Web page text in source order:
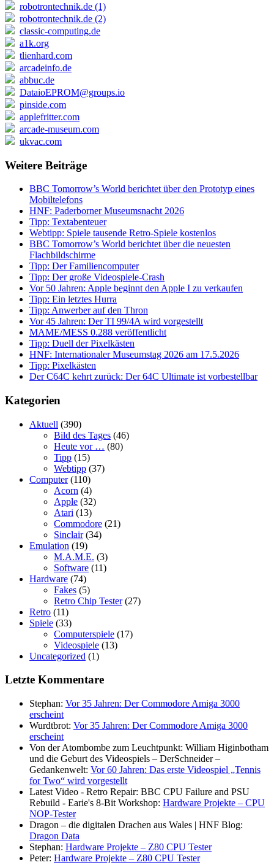
robotrontechnik.de (1)
robotrontechnik.de (2)
classic-computing.de
a1k.org
tlienhard.com
arcadeinfo.de
abbuc.de
DataioEPROM@groups.io
pinside.com
applefritter.com
arcade-museum.com
ukvac.com
Weitere Beiträge
BBC Tomorrow’s World berichtet über den Prototyp eines
Mobiltelefons
HNF: Paderborner Museumsnacht 2026
Tipp: Textabenteuer
Webtipp: Spiele tausende Retro-Spiele kostenlos
BBC Tomorrow’s World berichtet über die neuesten
Flachbildschirme
Tipp: Der Familiencomputer
Tipp: Der große Videospiele-Crash
Vor 50 Jahren: Apple beginnt den Apple I zu verkaufen
Tipp: Ein letztes Hurra
Tipp: Anwerber auf den Thron
Vor 45 Jahren: Der TI 99/4A wird vorgestellt
MAME/MESS 0.288 veröffentlicht
Tipp: Duell der Pixelkästen
HNF: Internationaler Museumstag 2026 am 17.5.2026
Tipp: Pixelkästen
Der C64C kehrt zurück: Der 64C Ultimate ist vorbestellbar
Kategorien
Aktuell (390)
Bild des Tages (46)
Heute vor … (80)
Tipp (15)
Webtipp (37)
Computer(110)
Acorn (4)
Apple (32)
Atari (13)
Commodore (21)
Sinclair(34)
Emulation (19)
M.A.M.E. (3)
Software (11)
Hardware (74)
Fakes (5)
Retro Chip Tester(27)
Retro (11)
Spiele (33)
Computerspiele (17)
Videospiele (13)
Uncategorized (1)
Letzte Kommentare
Stephan: Vor 35 Jahren: Der Commodore Amiga 3000
erscheint
Wurdtbrot: Vor 35 Jahren: Der Commodore Amiga 3000
erscheint
Von der Atombombe zum Leuchtpunkt: William Higinbotham
und die Geburt des Videospiels – DerSchneider –
Gedankenwelt: Vor 60 Jahren: Das erste Videospiel „Tennis
for Two“ wird vorgestellt
Latest Video - Retro Repair: BBC CPU Failure and PSU
Rebuild - Earie's 8-Bit Workshop: Hardware Projekte – CPU
NOP-Tester
Dragon – die digitalen Drachen aus Wales | HNF Blog:
Dragon Data
Stephan: Hardware Projekte – Z80 CPU Tester
Peter: Hardware Projekte – Z80 CPU Tester